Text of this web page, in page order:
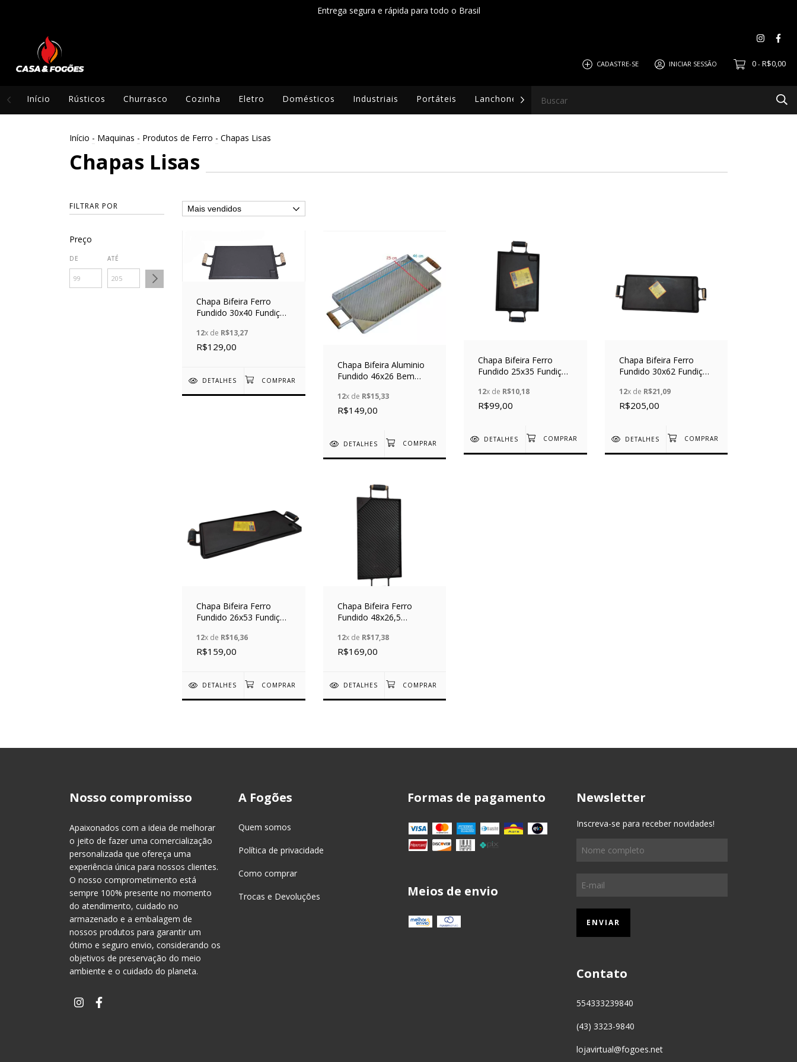
Entrega segura e rápida para todo o Brasil
CADASTRE-SE INICIAR SESSÃO 0 - R$0,00
Início Rústicos Churrasco Cozinha Eletro Domésticos Industriais Portáteis Lanchonetes Semi Industrial
Início - Maquinas - Produtos de Ferro - Chapas Lisas
Chapas Lisas
FILTRAR POR
Preço
DE ATÉ
Chapa Bifeira Ferro
Fundido 30x40 Fundição
12x de R$13,27
R$129,00
DETALHES
Chapa Bifeira Aluminio
Fundido 46x26 Bem
12x de R$15,33
R$149,00
DETALHES
Chapa Bifeira Ferro
Fundido 25x35 Fundição
12x de R$10,18
R$99,00
DETALHES
Chapa Bifeira Ferro
Fundido 30x62 Fundição
12x de R$21,09
R$205,00
DETALHES
Chapa Bifeira Ferro
Fundido 26x53 Fundição
12x de R$16,36
R$159,00
DETALHES
Chapa Bifeira Ferro
Fundido 48x26,5
12x de R$17,38
R$169,00
DETALHES
Nosso compromisso
Apaixonados com a ideia de melhorar
o jeito de fazer uma comercialização
personalizada que ofereça uma
experiência única para nossos clientes.
O nosso comprometimento está
sempre 100% presente no momento
do atendimento, cuidado no
armazenado e a embalagem de
nossos produtos para garantir um
ótimo e seguro envio, considerando os
objetivos de preservação do meio
ambiente e o cuidado do planeta.
A Fogões
Quem somos
Política de privacidade
Como comprar
Trocas e Devoluções
Formas de pagamento
Meios de envio
Newsletter
Inscreva-se para receber novidades!
Contato
554333239840
(43) 3323-9840
lojavirtual@fogoes.net